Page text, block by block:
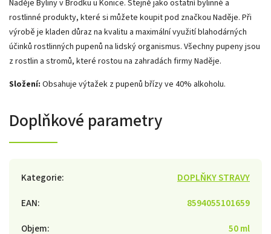
Naděje Byliny v Brodku u Konice. Stejně jako ostatní bylinné a
rostlinné produkty, které si můžete koupit pod značkou Naděje. Při
výrobě je kladen důraz na kvalitu a maximální využití blahodárných
účinků rostlinných pupenů na lidský organismus. Všechny pupeny jsou
z rostlin a stromů, které rostou na zahradách firmy Naděje.
Složení: Obsahuje výtažek z pupenů břízy ve 40% alkoholu.
Doplňkové parametry
Kategorie:
DOPLŇKY STRAVY
EAN:
8594055101659
Objem: 50 ml